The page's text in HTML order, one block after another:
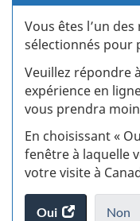
Vous êtes l’un
sélectionnés pour
Veuillez répondre
expérience en
vous prendra
En choisissant «
fenêtre à laquelle
votre visite à
Oui
accéder
Non